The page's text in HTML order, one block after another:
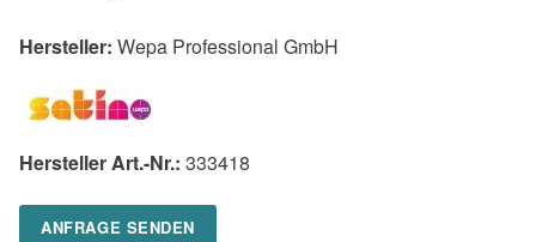
Hersteller: Wepa Professional GmbH
Hersteller Art.-Nr.: 333418
ANFRAGE SENDEN